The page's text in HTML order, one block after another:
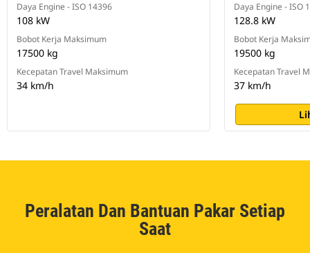
Daya Engine - ISO 14396
108 kW
Bobot Kerja Maksimum
17500 kg
Kecepatan Travel Maksimum
34 km/h
Daya Engine - ISO
128.8 kW
Bobot Kerja
19500 kg
Kecepatan Travel
37 km/h
Peralatan Dan Bantuan Pakar Setiap
Saat